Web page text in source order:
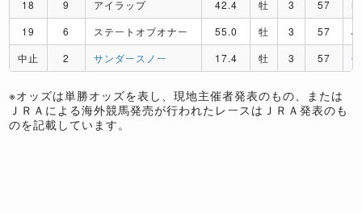
18 9 アイラップ 42.4 牡 3 57
19
6 ステートオブオナー 55.0 牡 3 57
J
中止
2 サンダースノー 17.4 牡 3 57 C
※オッズは単勝オッズを表し、現地主催者発表のもの、または
ＪＲＡによる海外競馬発売が行われたレースはＪＲＡ発表のも
のを記載しています。